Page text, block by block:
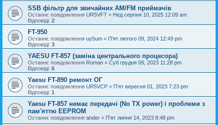
SSB фільтр для звичайних AM/FM приймачів
Останнє повідомлення UR5VFT « Нед серпня 10, 2025 12:09 am
Відповіді: 2
FT-950
Останнє повідомлення uy5um « П'ят лютого 09, 2024 12:49 pm
Відповіді: 3
YAESU FT-857 (заміна центрального процесора)
Останнє повідомлення Roman « Суб грудня 09, 2023 11:28 pm
Відповіді: 6
Yaesu FT-890 ремонт ОГ
Останнє повідомлення UR5VCP « П'ят вересня 01, 2023 7:23 pm
Відповіді: 1
Yaesu FT-857 немає передачі (No TX power) і проблеми з
пам'яттю EEPROM
Останнє повідомлення ander « П'ят липня 14, 2023 8:48 pm